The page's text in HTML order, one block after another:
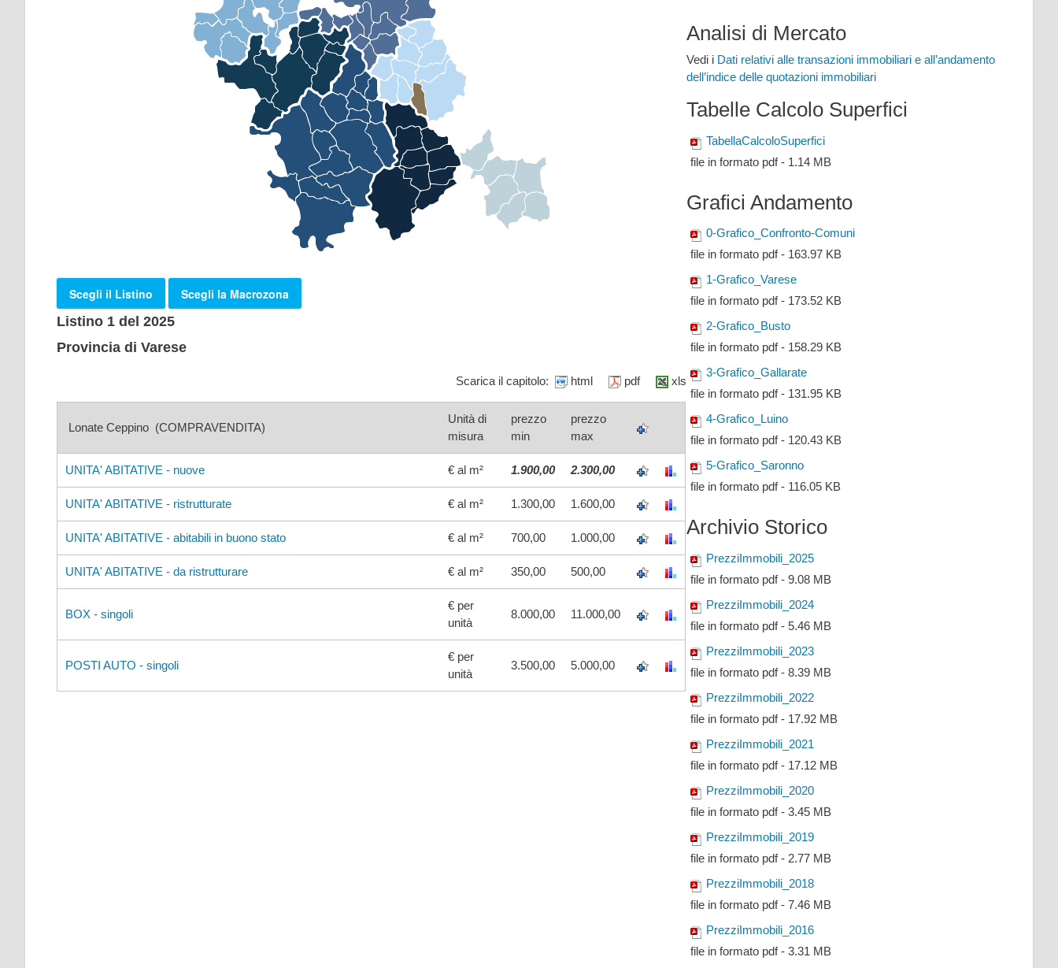
Scegli il Listino
Scegli la Macrozona
Listino 1 del 2025
Provincia di Varese
Scarica il capitolo: html pdf xls
Lonate Ceppino (COMPRAVENDITA)
Unità di
misura
prezzo
min
prezzo
max
UNITA' ABITATIVE - nuove € al m² 1.900,00 2.300,00
UNITA' ABITATIVE - ristrutturate € al m² 1.300,00 1.600,00
UNITA' ABITATIVE - abitabili in buono stato € al m² 700,00 1.000,00
UNITA' ABITATIVE - da ristrutturare € al m² 350,00 500,00
BOX - singoli
€ per
unità
8.000,00 11.000,00
POSTI AUTO - singoli
€ per
unità
3.500,00 5.000,00
Analisi di Mercato
Vedi i Dati relativi alle transazioni immobiliari e all’andamento
dell’indice delle quotazioni immobiliari
Tabelle Calcolo Superfici
TabellaCalcoloSuperfici
file in formato pdf - 1.14 MB
Grafici Andamento
0-Grafico_Confronto-Comuni
file in formato pdf - 163.97 KB
1-Grafico_Varese
file in formato pdf - 173.52 KB
2-Grafico_Busto
file in formato pdf - 158.29 KB
3-Grafico_Gallarate
file in formato pdf - 131.95 KB
4-Grafico_Luino
file in formato pdf - 120.43 KB
5-Grafico_Saronno
file in formato pdf - 116.05 KB
Archivio Storico
PrezziImmobili_2025
file in formato pdf - 9.08 MB
PrezziImmobili_2024
file in formato pdf - 5.46 MB
PrezziImmobili_2023
file in formato pdf - 8.39 MB
PrezziImmobili_2022
file in formato pdf - 17.92 MB
PrezziImmobili_2021
file in formato pdf - 17.12 MB
PrezziImmobili_2020
file in formato pdf - 3.45 MB
PrezziImmobili_2019
file in formato pdf - 2.77 MB
PrezziImmobili_2018
file in formato pdf - 7.46 MB
PrezziImmobili_2016
file in formato pdf - 3.31 MB